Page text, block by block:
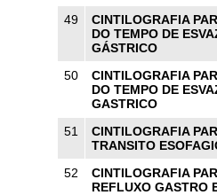
49
CINTILOGRAFIA
DO TEMPO DE
GÁSTRICO
50
CINTILOGRAFIA
DO TEMPO DE
GASTRICO
51
CINTILOGRAFIA
TRANSITO
52
CINTILOGRAFIA
REFLUXO GASTRO